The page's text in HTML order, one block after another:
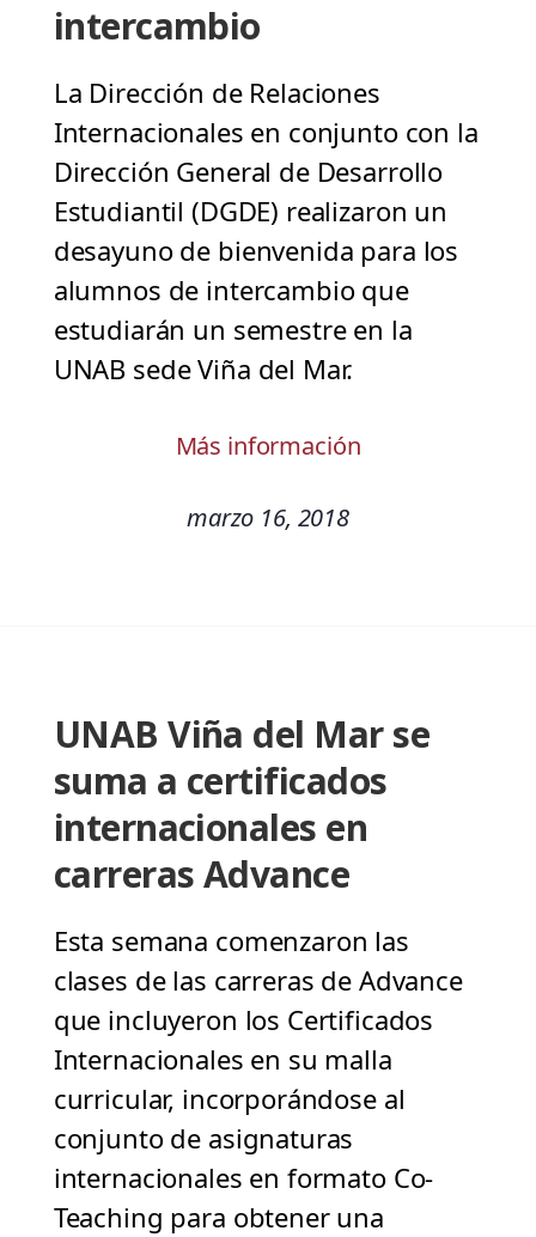
intercambio
La Dirección de Relaciones
Internacionales en conjunto con la
Dirección General de Desarrollo
Estudiantil (DGDE) realizaron un
desayuno de bienvenida para los
alumnos de intercambio que
estudiarán un semestre en la
UNAB sede Viña del Mar.
Más información
marzo 16, 2018
UNAB Viña del Mar se
suma a certificados
internacionales en
carreras Advance
Esta semana comenzaron las
clases de las carreras de Advance
que incluyeron los Certificados
Internacionales en su malla
curricular, incorporándose al
conjunto de asignaturas
internacionales en formato Co-
Teaching para obtener una